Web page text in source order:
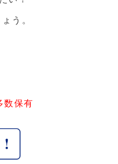
う。
数保有